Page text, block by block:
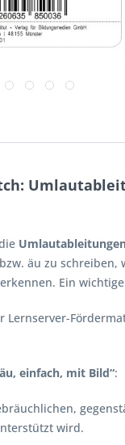
äu zu
Ein
Lernserver-
einfach, mit Bild“:
wird.